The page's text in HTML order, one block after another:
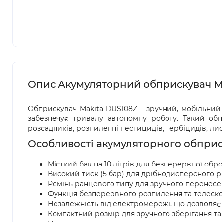
Опис Акумуляторний обприскувач
Обприскувач Makita DUS108Z – зручний,
забезпечує тривалу автономну роботу. Такий
розсадників, розпиленні пестицидів, гербіцидів,
Особливості акумуляторного
Місткий бак на 10 літрів для безперервної
Високий тиск (5 бар) для дрібнодисперсного
Ремінь ранцевого типу для зручного
Функція безперервного розпилення та
Незалежність від електромережі, що
Компактний розмір для зручного зберігання